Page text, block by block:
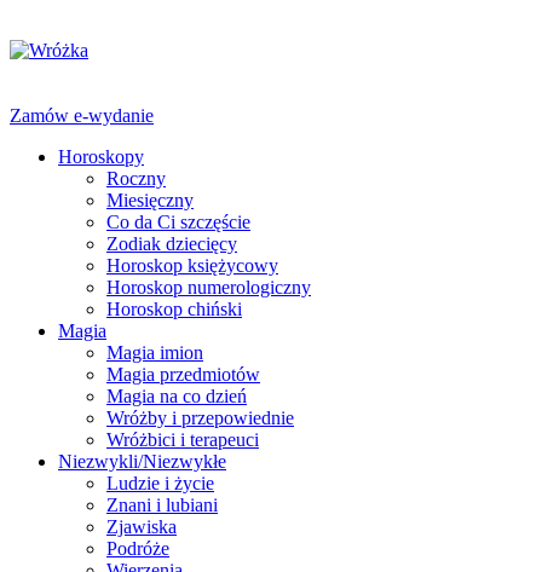
Zamów e-wydanie
Horoskopy
Roczny
Miesięczny
Co da Ci szczęście
Zodiak dziecięcy
Horoskop księżycowy
Horoskop numerologiczny
Horoskop chiński
Magia
Magia imion
Magia przedmiotów
Magia na co dzień
Wróżby i przepowiednie
Wróżbici i terapeuci
Niezwykli/Niezwykłe
Ludzie i życie
Znani i lubiani
Zjawiska
Podróże